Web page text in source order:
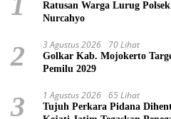
Ratusan Warga Lurug
Nurcahyo
2 3 Agustus 2026 70 Lihat
Golkar Kab. Mojokerto
Pemilu 2029
3 1 Agustus 2026 65 Lihat
Tujuh Perkara Pidana